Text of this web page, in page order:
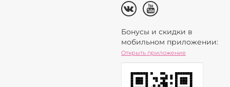
Бонусы и скидки в
мобильном приложении:
Открыть приложение